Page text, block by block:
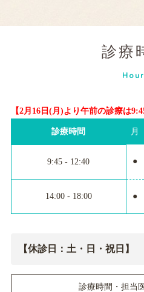
診療
【2月16日(月)より午前の診療は
診療時間 月
9:45 - 12:40 ●
14:00 - 18:00 ●
【休診日：土・日・祝日】
診療時間・担当